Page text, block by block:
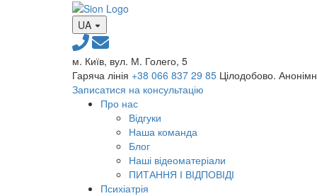
UA
м. Київ, вул. М. Голего, 5
Гаряча лінія +38 066 837 29 85 Цілодобово.
Записатися на консультацію
Про нас
Відгуки
Наша команда
Блог
Наші відеоматеріали
ПИТАННЯ І ВІДПОВІДІ
Психіатрія